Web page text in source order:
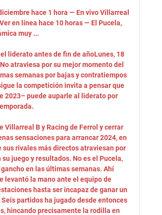
hace 1 hora — En vivo Villarreal
en línea hace 10 horas — El Pucela,
muy ...
liderato antes de fin de añoLunes, 18
atraviesa por su mejor momento del
semanas por bajas y contratiempos
la competición invita a pensar que
2023– puede auparle al liderato por
Villarreal B y Racing de Ferrol y cerrar
sensaciones para arrancar 2024, en
sus rivales más directos atraviesan por
juego y resultados. No es el Pucela,
en las últimas semanas. Ahí
levantó la mano ante el equipo de
hasta ser incapaz de ganar un
partidos ha jugado desde entonces
hincando precisamente la rodilla en